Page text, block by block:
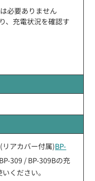
必要ありません
、充電状況を確認す
アカバー付属)BP-
309 / BP-309Bの充
ください。